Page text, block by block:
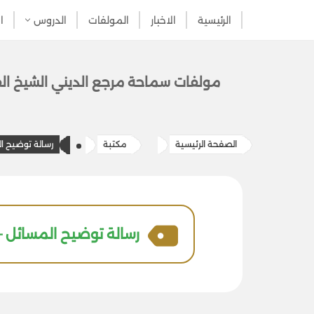
الرئيسية الاخبار المولفات الدروس
مولفات سماحة مرج​ع الديني الشيخ
الصفحة الرئيسية مكتبة رسالة توضيح
رسالة توضيح المسائل